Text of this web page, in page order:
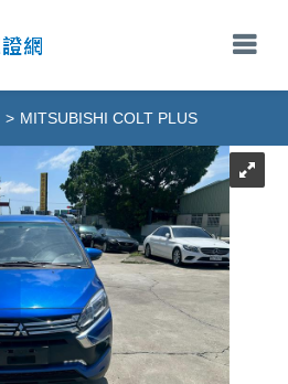
> MITSUBISHI COLT PLUS